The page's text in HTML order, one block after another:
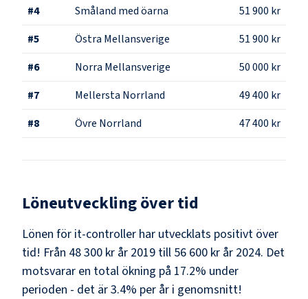
#4 Småland med öarna
51 900 kr
#5 Östra Mellansverige
51 900 kr
#6 Norra Mellansverige
50 000 kr
#7 Mellersta Norrland
49 400 kr
#8 Övre Norrland 47 400 kr
Löneutveckling över tid
Lönen för it-controller har utvecklats positivt över
tid! Från 48 300 kr år 2019 till 56 600 kr år 2024. Det
motsvarar en total ökning på 17.2% under
perioden - det är 3.4% per år i genomsnitt!